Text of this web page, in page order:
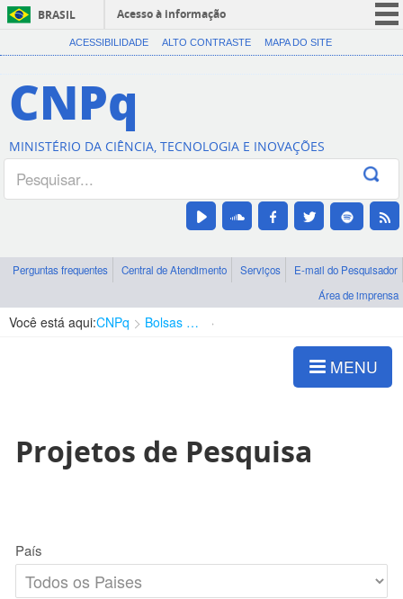
BRASIL
Acesso à informação
CORONAVÍRUS (COVID-19)
Canais
ACESSIBILIDADE ALTO CONTRASTE MAPA DO SITE
CNPq
MINISTÉRIO DA CIÊNCIA, TECNOLOGIA E INOVAÇÕES
Perguntas frequentes Central de Atendimento Serviços
E-mail do Pesquisador
Área de imprensa
Você está aqui:CNPq Bolsas e Auxílios Vigentes
MENU
Projetos de Pesquisa
País